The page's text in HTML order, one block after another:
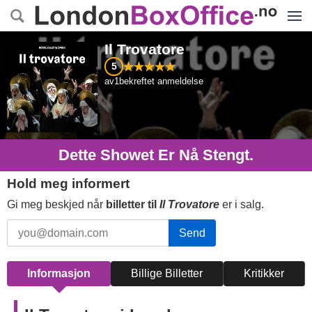
Il Trovatore
5
av1bekreftet anmeldelse
Dette Showet Er Nå Stengt.
Hold meg informert
Gi meg beskjed når billetter til Il Trovatore er i salg.
Send
Informasjon Billige Billetter Kritikker